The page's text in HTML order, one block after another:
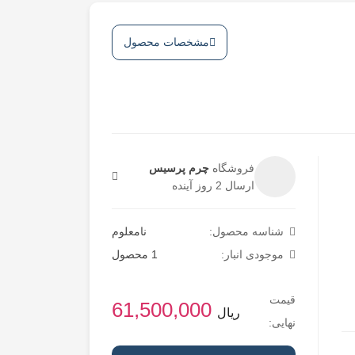
مشخصات محصول
فروشگاه چرم پرسیس
ارسال 2 روز آینده
شناسه محصول:
نامعلوم
موجودی انبار:
1 محصول
قیمت
نهایی:
61,500,000 ریال